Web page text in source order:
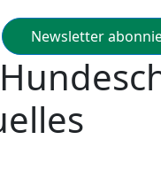
Newsletter